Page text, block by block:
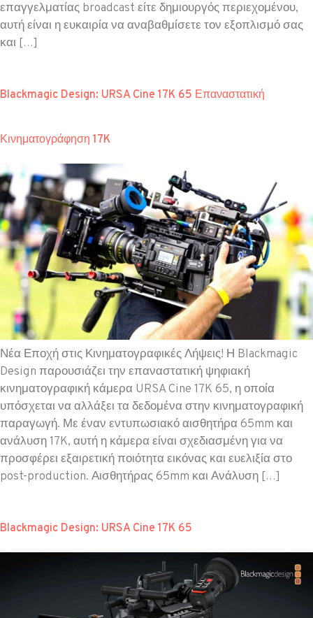
επαγγελματίας broadcast είτε δημιουργός περιεχομένου,
αυτή είναι η ευκαιρία να αναβαθμίσετε τον εξοπλισμό σας
και […]
Blackmagic Design: URSA Cine 17K 65 Επαναστατική
Κινηματογράφηση 17K
Νέα Εποχή στις Κινηματογραφικές Λήψεις! Η Blackmagic
Design παρουσιάζει την επαναστατική ψηφιακή
κινηματογραφική κάμερα URSA Cine 17K 65, η οποία
υπόσχεται να αλλάξει τα δεδομένα στην κινηματογραφική
παραγωγή. Με έναν εντυπωσιακό αισθητήρα 65mm και
ανάλυση 17K, αυτή η κάμερα είναι σχεδιασμένη για να
προσφέρει εξαιρετική ποιότητα εικόνας και ευελιξία στο
post-production. Αισθητήρας 65mm και Ανάλυση […]
Blackmagic Design: URSA Cine 17K 65